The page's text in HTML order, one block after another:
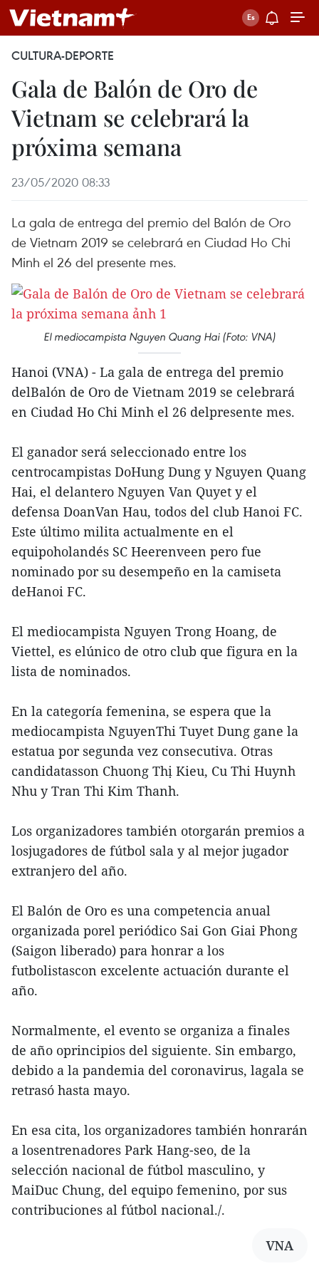
CULTURA-DEPORTE
Gala de Balón de Oro de
Vietnam se celebrará la
próxima semana
23/05/2020 08:33
La gala de entrega del premio del Balón de Oro
de Vietnam 2019 se celebrará en Ciudad Ho Chi
Minh el 26 del presente mes.
El mediocampista Nguyen Quang Hai (Foto: VNA)
Hanoi (VNA) - La gala de entrega del premio
delBalón de Oro de Vietnam 2019 se celebrará
en Ciudad Ho Chi Minh el 26 delpresente mes.
El ganador será seleccionado entre los
centrocampistas DoHung Dung y Nguyen Quang
Hai, el delantero Nguyen Van Quyet y el
defensa DoanVan Hau, todos del club Hanoi FC.
Este último milita actualmente en el
equipoholandés SC Heerenveen pero fue
nominado por su desempeño en la camiseta
deHanoi FC.
El mediocampista Nguyen Trong Hoang, de
Viettel, es elúnico de otro club que figura en la
lista de nominados.
En la categoría femenina, se espera que la
mediocampista NguyenThi Tuyet Dung gane la
estatua por segunda vez consecutiva. Otras
candidatasson Chuong Thị Kieu, Cu Thi Huynh
Nhu y Tran Thi Kim Thanh.
Los organizadores también otorgarán premios a
losjugadores de fútbol sala y al mejor jugador
extranjero del año.
El Balón de Oro es una competencia anual
organizada porel periódico Sai Gon Giai Phong
(Saigon liberado) para honrar a los
futbolistascon excelente actuación durante el
año.
Normalmente, el evento se organiza a finales
de año oprincipios del siguiente. Sin embargo,
debido a la pandemia del coronavirus, lagala se
retrasó hasta mayo.
En esa cita, los organizadores también honrarán
a losentrenadores Park Hang-seo, de la
selección nacional de fútbol masculino, y
MaiDuc Chung, del equipo femenino, por sus
contribuciones al fútbol nacional./.
VNA